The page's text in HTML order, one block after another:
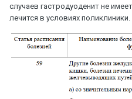
случаев гастродуоденит не
лечится в условиях поликлиники.